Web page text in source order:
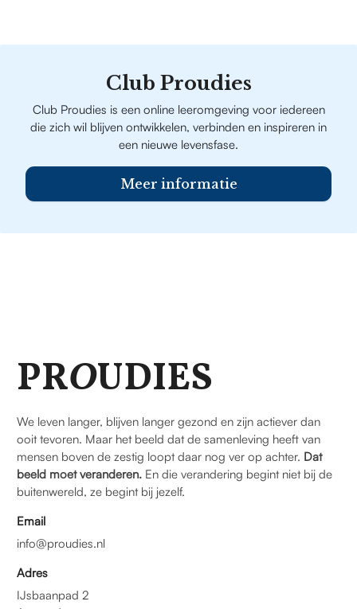
Club Proudies
Club Proudies is een online leeromgeving voor iedereen
die zich wil blijven ontwikkelen, verbinden en inspireren in
een nieuwe levensfase.
Meer informatie
PROUDIES
We leven langer, blijven langer gezond en zijn actiever dan
ooit tevoren. Maar het beeld dat de samenleving heeft van
mensen boven de zestig loopt daar nog ver op achter. Dat
beeld moet veranderen. En die verandering begint niet bij de
buitenwereld, ze begint bij jezelf.
Email
info@proudies.nl
Adres
IJsbaanpad 2